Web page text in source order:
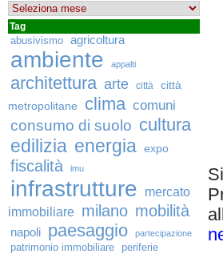
Tag
abusivismo agricoltura
ambiente appalti
architettura arte città
città
metropolitane
clima comuni
consumo di suolo cultura
edilizia energia expo
fiscalità imu
infrastrutture
mercato
immobiliare milano mobilità
napoli paesaggio partecipazione
patrimonio immobiliare periferie